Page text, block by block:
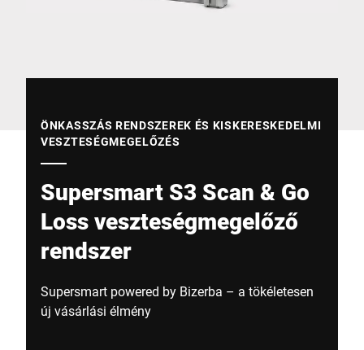
ÖNKASSZÁS RENDSZEREK ÉS KISKERESKEDELMI
VESZTESÉGMEGELŐZÉS
Supersmart S3 Scan & Go
Loss veszteségmegelőző
rendszer
Supersmart powered by Bizerba – a tökéletesen
új vásárlási élmény